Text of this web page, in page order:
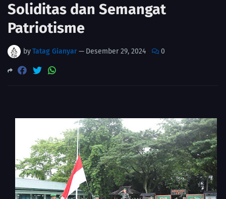
Soliditas dan Semangat
Patriotisme
byTatag Gianyar— Desember 29, 2024 0